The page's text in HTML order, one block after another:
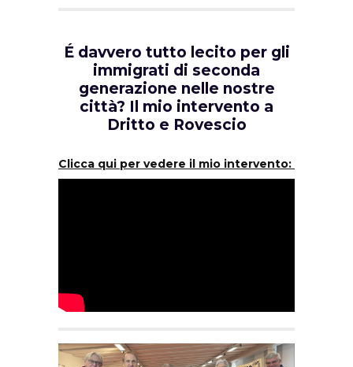
É davvero tutto lecito per gli
immigrati di seconda
generazione nelle nostre
città? Il mio intervento a
Dritto e Rovescio
Clicca qui per vedere il mio intervento: